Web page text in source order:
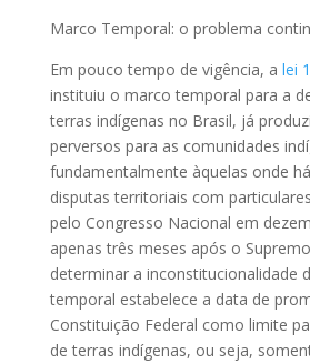
Marco Temporal: o problema
Em pouco tempo de vigência, a lei
instituiu o marco temporal para a
terras indígenas no Brasil, já
perversos para as comunidades
fundamentalmente àquelas onde
disputas territoriais com
pelo Congresso Nacional em
apenas três meses após o
determinar a inconstitucionalidade
temporal estabelece a data de
Constituição Federal como limite
de terras indígenas, ou seja,